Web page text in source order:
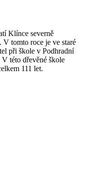
Klínce severně
V tomto roce je ve staré
při škole v Podhradní
této dřevěné škole
111 let.